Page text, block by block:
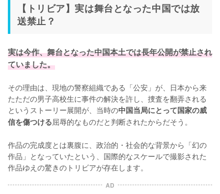
【トリビア】実は舞台となった中国では放
送禁止？
実は今作、舞台となった中国本土では長年公開が禁止され
ていました。
その理由は、現地の警察組織である「公安」が、日本から来
たただの男子高校生に事件の解決を許し、捜査を翻弄される
というストーリー展開が、当時の中国当局にとって国家の威
信を傷つける屈辱的なものだと判断されたからだそう。
作品の完成度とは裏腹に、政治的・社会的な背景から「幻の
作品」となっていたという、国際的なスケールで撮影された
作品ゆえの驚きのトリビアが存在します。
AD